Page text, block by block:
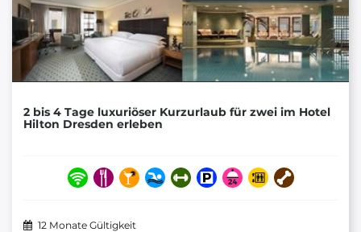
2 bis 4 Tage luxuriöser Kurzurlaub für zwei im Hotel
Hilton Dresden erleben
12 Monate Gültigkeit